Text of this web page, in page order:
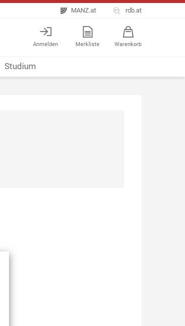
MANZ.at rdb.at
Anmelden Merkliste Warenkorb
Studium